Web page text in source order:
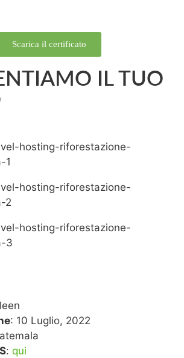
Scarica il certificato
IL TUO
: 10 Luglio, 2022
: qui